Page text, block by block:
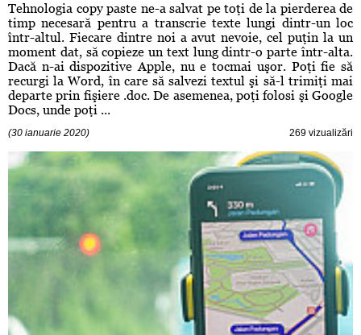
Tehnologia copy paste ne-a salvat pe toţi de la pierderea de
timp necesară pentru a transcrie texte lungi dintr-un loc
într-altul. Fiecare dintre noi a avut nevoie, cel puţin la un
moment dat, să copieze un text lung dintr-o parte într-alta.
Dacă n-ai dispozitive Apple, nu e tocmai uşor. Poţi fie să
recurgi la Word, în care să salvezi textul şi să-l trimiţi mai
departe prin fişiere .doc. De asemenea, poţi folosi şi Google
Docs, unde poţi ...
(30 ianuarie 2020) 269 vizualizări